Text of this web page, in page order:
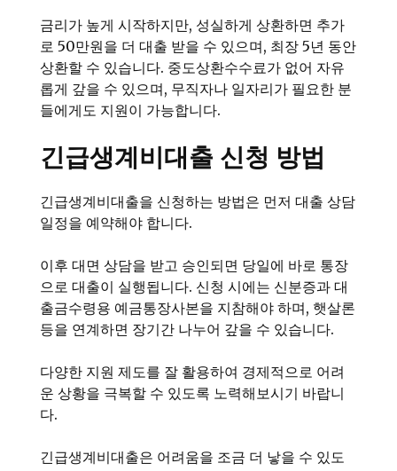
금리가 높게 시작하지만, 성실하게 상환하면 추가
로 50만원을 더 대출 받을 수 있으며, 최장 5년 동안
상환할 수 있습니다. 중도상환수수료가 없어 자유
롭게 갚을 수 있으며, 무직자나 일자리가 필요한 분
들에게도 지원이 가능합니다.
긴급생계비대출 신청 방법
긴급생계비대출을 신청하는 방법은 먼저 대출 상담
일정을 예약해야 합니다.
이후 대면 상담을 받고 승인되면 당일에 바로 통장
으로 대출이 실행됩니다. 신청 시에는 신분증과 대
출금수령용 예금통장사본을 지참해야 하며, 햇살론
등을 연계하면 장기간 나누어 갚을 수 있습니다.
다양한 지원 제도를 잘 활용하여 경제적으로 어려
운 상황을 극복할 수 있도록 노력해보시기 바랍니
다.
긴급생계비대출은 어려움을 조금 더 낳을 수 있도